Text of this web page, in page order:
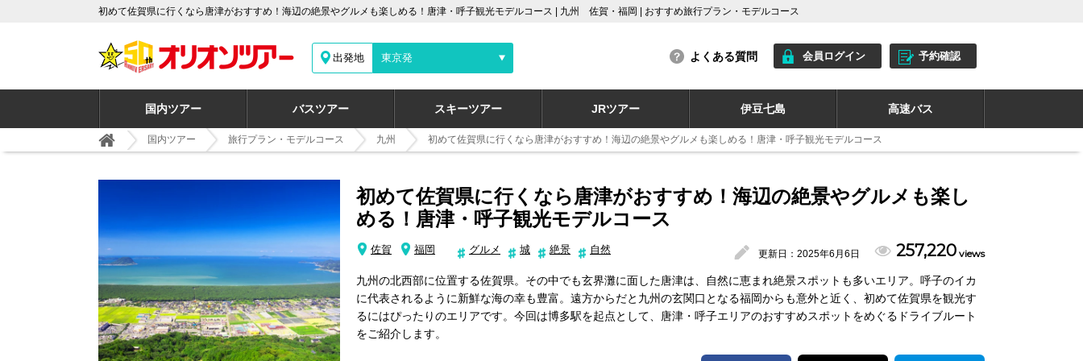
初めて佐賀県に行くなら唐津がおすすめ！海辺の絶景やグルメも楽しめる！唐津・呼子観光モデルコース | 九州 佐賀・福岡 | おすすめ旅行プラン・モデルコース
出発地 東京発 よくある質問 会員ログイン 予約確認
国内ツアー バスツアー スキーツアー JRツアー 伊豆七島 高速バス
国内ツアー 旅行プラン・モデルコース 九州 初めて佐賀県に行くなら唐津がおすすめ！海辺の絶景やグルメも楽しめる！唐津・呼子観光モデルコース
初めて佐賀県に行くなら唐津がおすすめ！海辺の絶景やグルメも楽し
める！唐津・呼子観光モデルコース
佐賀 福岡 グルメ 城 絶景 自然 更新日： 2025年6月6日 257,220 views
九州の北西部に位置する佐賀県。その中でも玄界灘に面した唐津は、自然に恵まれ絶景スポットも多いエリア。呼子のイカ
に代表されるように新鮮な海の幸も豊富。遠方からだと九州の玄関口となる福岡からも意外と近く、初めて佐賀県を観光す
るにはぴったりのエリアです。今回は博多駅を起点として、唐津・呼子エリアのおすすめスポットをめぐるドライブルート
をご紹介します。